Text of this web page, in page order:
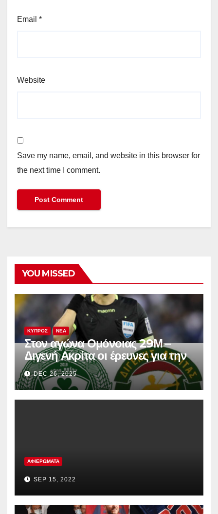
Email *
Website
Save my name, email, and website in this browser for
the next time I comment.
YOU MISSED
ΚΥΠΡΟΣ ΝΕΑ
Στον αγώνα Ομόνοιας 29Μ –
Διγενή Ακρίτα οι έρευνες για την
έκρηξη στο σπίτι του Νεοκλέους
DEC 26, 2025
ΑΦΙΕΡΩΜΑΤΑ
SEP 15, 2022